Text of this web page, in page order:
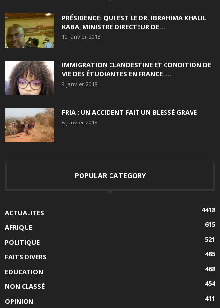
PRÉSIDENCE: QUI EST LE DR. IBRAHIMA KHALIL
KABA, MINISTRE DIRECTEUR DE...
10 janvier 2018
IMMIGRATION CLANDESTINE ET CONDITION DE
VIE DES ÉTUDIANTES EN FRANCE :...
9 janvier 2018
FRIA : UN ACCIDENT FAIT UN BLESSÉ GRAVE
6 janvier 2018
POPULAR CATEGORY
ACTUALITES
4418
AFRIQUE
615
POLITIQUE
521
FAITS DIVERS
485
EDUCATION
468
NON CLASSÉ
454
OPINION
411